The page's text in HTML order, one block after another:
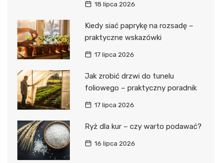
18 lipca 2026
Kiedy siać paprykę na rozsadę –
praktyczne wskazówki
17 lipca 2026
Jak zrobić drzwi do tunelu
foliowego – praktyczny poradnik
17 lipca 2026
Ryż dla kur – czy warto podawać?
16 lipca 2026